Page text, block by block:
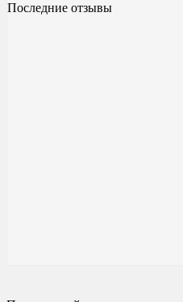
Последние отзывы